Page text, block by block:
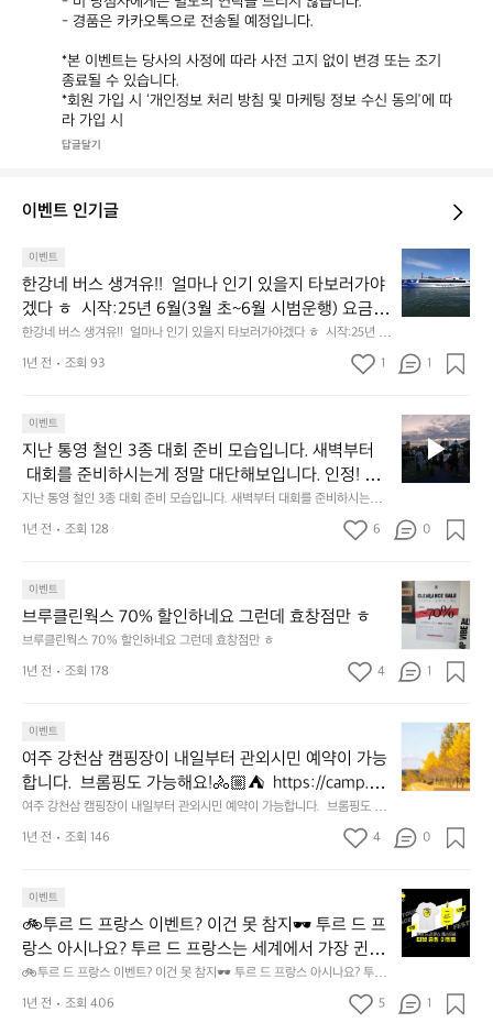
- 경품은 카카오톡으로 전송될 예정입니다.
*본 이벤트는 당사의 사정에 따라 사전 고지 없이 변경 또는 조기
종료될 수 있습니다.
*회원 가입 시 ‘개인정보 처리 방침 및 마케팅 정보 수신 동의’에 따
라 가입 시
답글달기
이벤트 인기글
이벤트
한강네 버스 생겨유!!  얼마나 인기 있을지 타보러가야
겠다 ㅎ  시작:25년 6월(3월 초~6월 시범운행) 요금:
편도 3000원 도입: 총 12척 (예비2척) 선착장7곳: (마
곡·망원·여의도·압구정·옥수·뚝섬·잠실) 중 6곳/ 옥수
한강네 버스 생겨유!!  얼마나 인기 있을지 타보러가야겠다 ㅎ  시작:25년 6
월(3월 초~6월 시범운행) 요금:편도 3000원 도입: 총 12척 (예비2척) 선착
장7곳: (마곡·망원·여의도·압구정·옥수·뚝섬·잠실) 중 6곳/ 옥수는 3월 초
한
강
네
버
생
얼
마
나
인
있
타
보
가
야
다
시
작:
5
년
월
(3
월
초
6
월
1년 전 조회 93 1 1
이벤트
지난 통영 철인 3종 대회 준비 모습입니다. 새벽부터
대회를 준비하시는게 정말 대단해보입니다. 인정! 다
음에는 도전해볼께요? ㅎ
지난 통영 철인 3종 대회 준비 모습입니다. 새벽부터 대회를 준비하시는게
지
난
통
영
인
대
회
비
모
입
다.
새
부
터
회
를
준
비
시
는
1년 전 조회 128 6 0
이벤트
브루클린웍스 70% 할인하네요 그런데 효창점만 ㅎ
브루클린웍스 70% 할인하네요 그런데 효창점만 ㅎ
브
루
린
웍
할
인
요
런
데
효
창
만
ㅎ
1년 전 조회 178 4 1
이벤트
여주 강천삼 캠핑장이 내일부터 관외시민 예약이 가능
합니다.  브롬핑도 가능해요!🚴🏼⛺️  https://camp.yjc
f.or.kr/gangcheon/camping/Y35294962?gateToken
=eyJhbGciOiJIUzI1NiIsInR5cCI6IkpXVCJ9.eyJzdWIiO
iJFTlRFUklOR19UT0tFTiIsImV4cCI6MTczMDA5OD
Y0ODIyMTliNzBjMTVhODgwMiIsIkdST1VQX0lEIjoi
NjcxOWY2M2M5MWE3ODQwMDIyZDBiODBjIn0.if
OJGmlStliOU3gsYa4nwVvFjt2iP4Lv4H_Yx4iiLtg
여주 강천삼 캠핑장이 내일부터 관외시민 예약이 가능합니다.  브롬핑도 가
능해요!🚴🏼⛺️  https://camp.yjcf.or.kr/gangcheon/camping/Y35294
962?gateToken=eyJhbGciOiJIUzI1NiIsInR5cCI6IkpXVCJ9.eyJzdWIiO
sIkdST1VQX0lEIjoiNjcxOWY2M2M5MWE3ODQwMDIyZDBiODBjIn0.
ifOJGmlStliOU3gsYa4nwVvFjt2iP4Lv4H_Yx4iiLtg
주
강
천
캠
이
내
일
부
관
1년 전 조회 146 4 0
이벤트
🚲투르 드 프랑스 이벤트? 이건 못 참지🕶 투르 드 프
랑스 아시나요? 투르 드 프랑스는 세계에서 가장 귄위
있는 자전거 대회입니다 그런데 이제 한국에서도 즐길
수 있다는 것🤦‍♀️ "게시글만 등록하면 투르 드 프랑스
페스트벌 티켓과 티셔츠를 받을 수 있어요!" [참여 자
🚲투르 드 프랑스 이벤트? 이건 못 참지🕶 투르 드 프랑스 아시나요? 투르
드 프랑스는 세계에서 가장 귄위있는 자전거 대회입니다 그런데 이제 한국
에서도 즐길 수 있다는 것🤦‍♀️ "게시글만 등록하면 투르 드 프랑스 페스트벌
🚲
투
프
랑
1년 전 조회 406 5 1